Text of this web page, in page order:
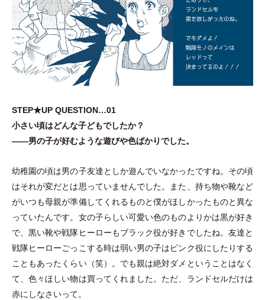
STEP★UP QUESTION…01
小さい頃はどんな子どもでしたか？
——男の子が好むような遊びや色ばかりでした。
幼稚園の頃は男の子友達としか遊んでいなかったですね。その頃
はそれが変だとは思っていませんでした。また、持ち物や靴など
がいつも母親が準備してくれるものと僕がほしかったものと異な
っていたんです。女の子らしい可愛い色のものよりかは黒が好き
で、黒い靴や戦隊ヒーローもブラック役が好きでしたね。友達と
戦隊ヒーローごっこする時は弱い男の子はピンク役にしたりする
こともあったくらい（笑） 。でも親は絶対ダメということはなく
て、色々ほしい物は買ってくれました。ただ、ランドセルだけは
赤にしなさいって。